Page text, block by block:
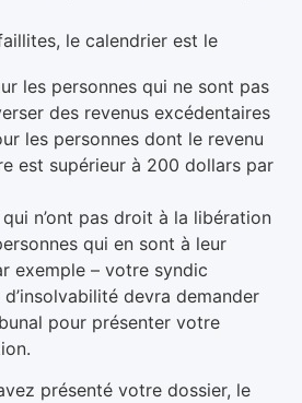
le calendrier est le
les personnes qui ne sont pas
des revenus excédentaires
les personnes dont le revenu
est supérieur à 200 dollars par
n’ont pas droit à la libération
qui en sont à leur
exemple – votre syndic
devra demander
pour présenter votre
présenté votre dossier, le